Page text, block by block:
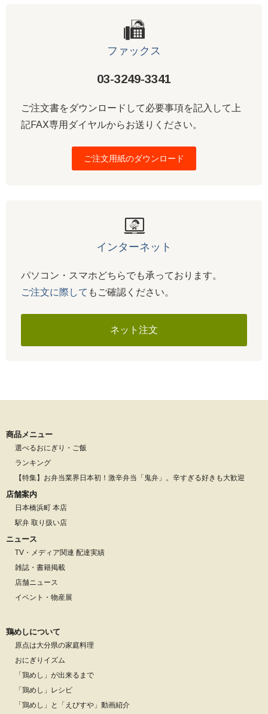
ファックス
03-3249-3341
ご注文書をダウンロードして必要事項を記入して上
記FAX専用ダイヤルからお送りください。
ご注文用紙のダウンロード
インターネット
パソコン・スマホどちらでも承っております。
ご注文に際して もご確認ください。
ネット注文
商品メニュー
選べるおにぎり・ご飯
ランキング
【特集】お弁当業界日本初！激辛弁当「鬼弁」。辛すぎる好きも大歓迎
店舗案内
日本橋浜町 本店
駅弁 取り扱い店
ニュース
TV・メディア関連 配達実績
雑誌・書籍掲載
店舗ニュース
イベント・物産展
鶏めしについて
原点は大分県の家庭料理
おにぎりイズム
「鶏めし」が出来るまで
「鶏めし」レシピ
「鶏めし」と「えびすや」動画紹介